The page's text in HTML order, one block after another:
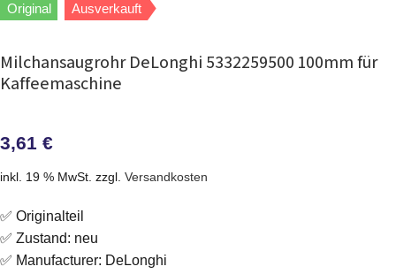
Original Ausverkauft
Milchansaugrohr DeLonghi 5332259500 100mm für
Kaffeemaschine
3,61 €
inkl. 19 % MwSt. zzgl. Versandkosten
✅ Originalteil
✅ Zustand: neu
✅ Manufacturer: DeLonghi